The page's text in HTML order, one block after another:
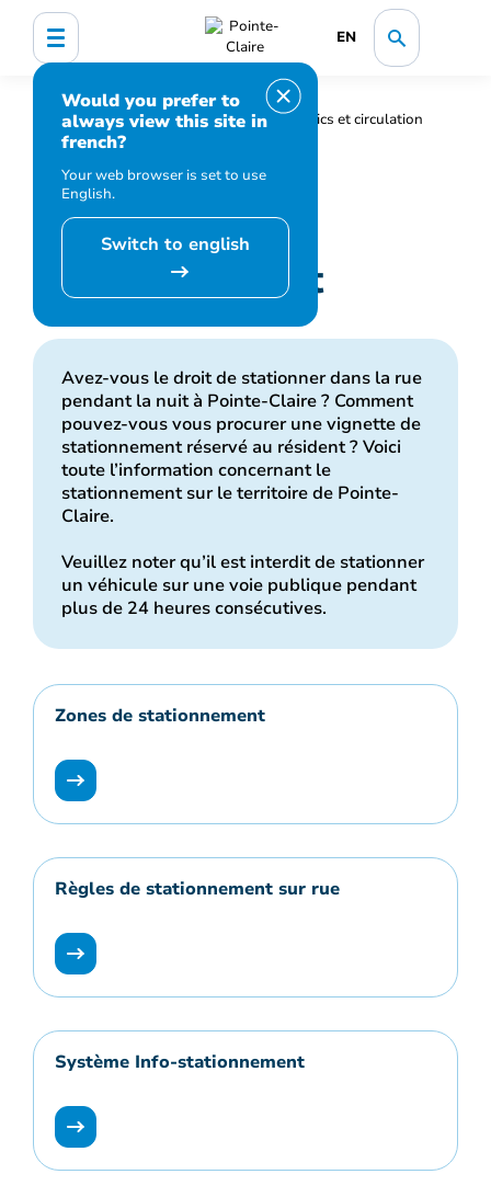
EN
Would you prefer to
always view this site in
french?
Your web browser is set to use
English.
Switch to english
Accueil
Infrastructures, réseaux publics et circulation
Stationnement
Stationnement
Avez-vous le droit de stationner dans la rue
pendant la nuit à Pointe-Claire ? Comment
pouvez-vous vous procurer une vignette de
stationnement réservé au résident ? Voici
toute l’information concernant le
stationnement sur le territoire de Pointe-
Claire.
Veuillez noter qu’il est interdit de stationner
un véhicule sur une voie publique pendant
plus de 24 heures consécutives.
Zones de stationnement
Règles de stationnement sur rue
Système Info-stationnement